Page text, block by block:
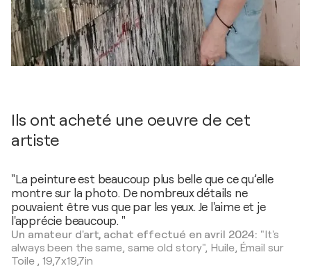
Ils ont acheté une oeuvre de cet
artiste
"La peinture est beaucoup plus belle que ce qu’elle
montre sur la photo. De nombreux détails ne
pouvaient être vus que par les yeux. Je l'aime et je
l'apprécie beaucoup. "
Un amateur d'art, achat effectué en avril 2024: "It's
always been the same, same old story", Huile, Émail sur
Toile,19,7x19,7in